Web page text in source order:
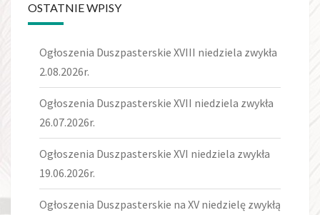
OSTATNIE WPISY
Ogłoszenia Duszpasterskie XVIII niedziela zwykła
2.08.2026r.
Ogłoszenia Duszpasterskie XVII niedziela zwykła
26.07.2026r.
Ogłoszenia Duszpasterskie XVI niedziela zwykła
19.06.2026r.
Ogłoszenia Duszpasterskie na XV niedzielę zwykłą